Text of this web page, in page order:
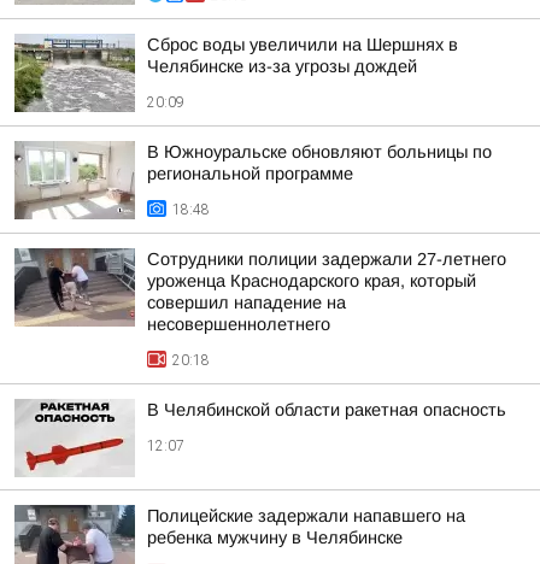
Сброс воды увеличили на Шершнях в
Челябинске из-за угрозы дождей
20:09
В Южноуральске обновляют больницы по
региональной программе
18:48
Сотрудники полиции задержали 27-летнего
уроженца Краснодарского края, который
совершил нападение на
несовершеннолетнего
20:18
В Челябинской области ракетная опасность
12:07
Полицейские задержали напавшего на
ребенка мужчину в Челябинске